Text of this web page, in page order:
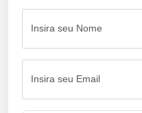
Insira seu Nome
Insira seu Email